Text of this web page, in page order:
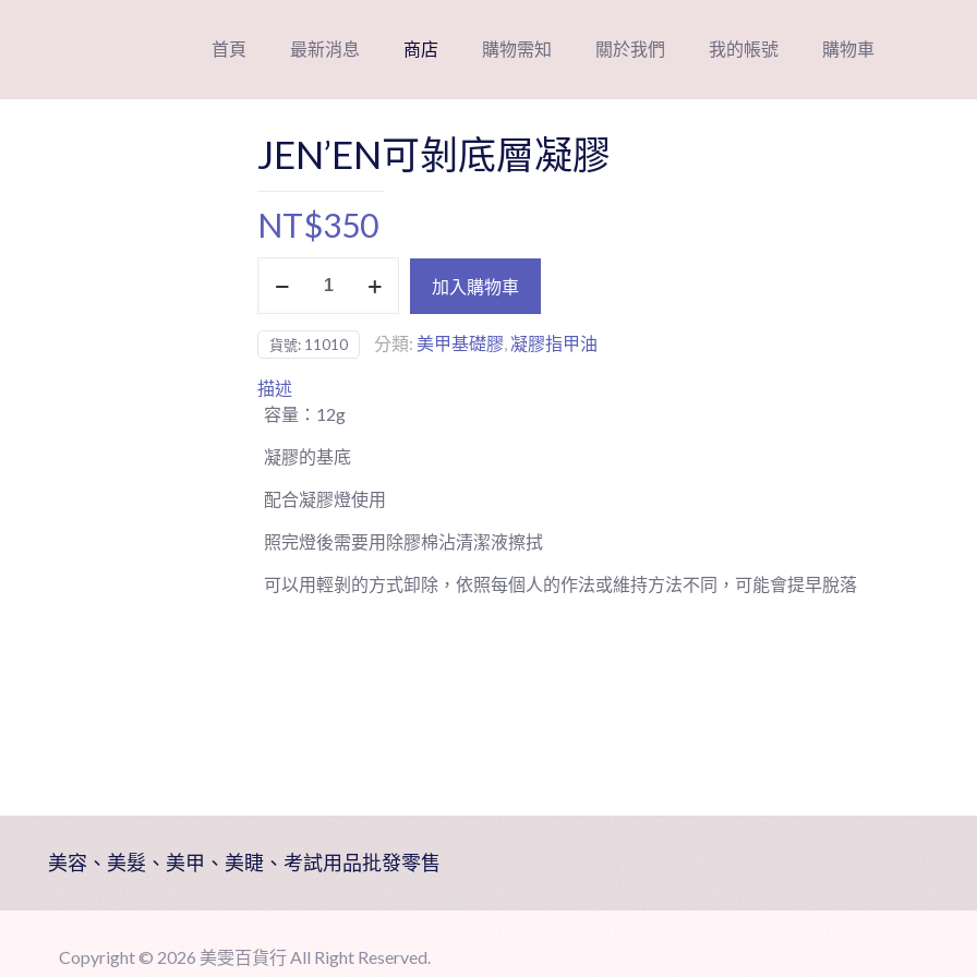
首頁 最新消息 商店 購物需知 關於我們 我的帳號 購物車
JEN’EN可剝底層凝膠
NT$350
底
凝
膠
數
加入購物車
貨號: 11010 分類: 美甲基礎膠, 凝膠指甲油
描述
容量：12g
凝膠的基底
配合凝膠燈使用
照完燈後需要用除膠棉沾清潔液擦拭
可以用輕剝的方式卸除，依照每個人的作法或維持方法不同，可能會提早脫落
美容、美髮、美甲、美睫、考試用品批發零售
Copyright © 2026 美雯百貨行 All Right Reserved.